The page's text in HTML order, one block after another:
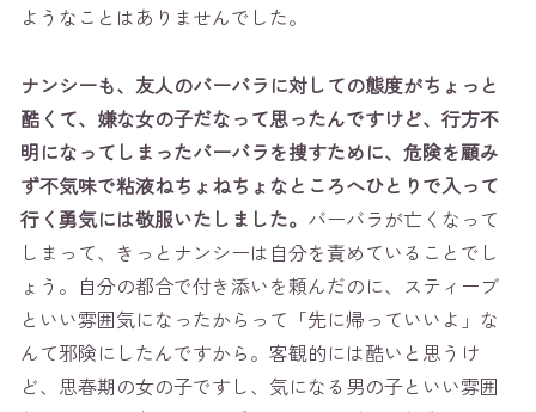
ようなことはありませんでした。
ナンシーも、友人のバーバラに対しての態度がちょっと
酷くて、嫌な女の子だなって思ったんですけど、行方不
明になってしまったバーバラを捜すために、危険を顧み
ず不気味で粘液ねちょねちょなところへひとりで入って
行く勇気には敬服いたしました。 バーバラが亡くなって
しまって、きっとナンシーは自分を責めていることでし
ょう。自分の都合で付き添いを頼んだのに、スティーブ
といい雰囲気になったからって「先に帰っていいよ」な
んて邪険にしたんですから。客観的には酷いと思うけ
ど、思春期の女の子ですし、気になる男の子といい雰囲